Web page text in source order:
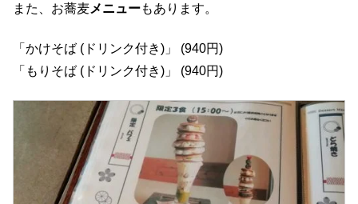
また、お蕎麦メニューもあります。
「かけそば (ドリンク付き)」 (940円)
「もりそば (ドリンク付き)」 (940円)